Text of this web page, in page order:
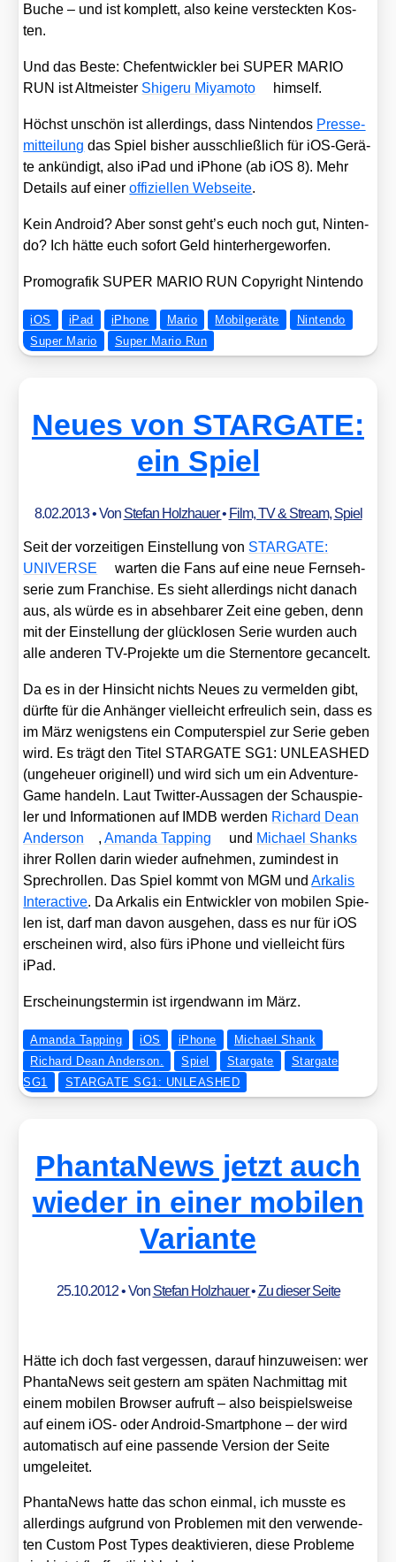
Buche – und ist kom­plett, also kei­ne ver­steck­ten Kos­
ten.
Und das Bes­te: Chef­ent­wick­ler bei SUPER MARIO
RUN ist Alt­meis­ter Shi­ge­ru Miya­mo­to hims­elf.
Höchst unschön ist aller­dings, dass Nin­ten­dos Pres­se­
mit­tei­lung das Spiel bis­her aus­schließ­lich für iOS-Gerä­
te ankün­digt, also iPad und iPho­ne (ab iOS 8). Mehr
Details auf eineroffi­zi­el­len Web­sei­te.
Kein Android? Aber sonst geht’s euch noch gut, Nin­ten­
do? Ich hät­te euch sofort Geld hin­ter­her­ge­wor­fen.
Pro­mo­gra­fik SUPER MARIO RUN Copy­right Nin­ten­do
iOS iPad iPhone Mario Mobilgeräte
Nintendo
Super Mario
Super Mario Run
Neues von STARGATE:
ein Spiel
8.02.2013• Von Stefan Holzhauer• Film, TV & Stream, Spiel
Seit der vor­zei­ti­gen Ein­stel­lung von STARGATE:
UNIVERSE
war­ten die Fans auf eine neue Fern­seh­
se­rie zum Fran­chise. Es sieht aller­dings nicht danach
aus, als wür­de es in abseh­ba­rer Zeit eine geben, denn
mit der Ein­stel­lung der glück­lo­sen Serie wur­den auch
alle ande­ren TV-Pro­jek­te um die Ster­nen­to­re gecan­celt.
Da es in der Hin­sicht nichts Neu­es zu ver­mel­den gibt,
dürf­te für die Anhän­ger viel­leicht erfreu­lich sein, dass es
im März wenigs­tens ein Com­pu­ter­spiel zur Serie geben
wird. Es trägt den Titel STARGATE SG1: UNLEASHED
(unge­heu­er ori­gi­nell) und wird sich um ein Adven­ture-
Game han­deln. Laut Twit­ter-Aus­sa­gen der Schau­spie­
ler und Infor­ma­tio­nen auf IMDB wer­den Richard Dean
Ander­son
,Aman­da Tap­ping und Micha­el Shanks
ihrer Rol­len dar­in wie­der auf­neh­men, zumin­dest in
Sprech­rol­len. Das Spiel kommt von MGM undArka­lis
Inter­ac­ti­ve. Da Arka­lis ein Ent­wick­ler von mobi­len Spie­
len ist, darf man davon aus­ge­hen, dass es nur für iOS
erschei­nen wird, also fürs iPho­ne und viel­leicht fürs
iPad.
Erschei­nungs­ter­min ist irgend­wann im März.
Amanda Tapping iOS iPhone
Michael Shank
Richard Dean Anderson.
Spiel Stargate
Stargate
SG1
STARGATE SG1: UNLEASHED
PhantaNews jetzt auch
wieder in einer mobilen
Variante
25.10.2012• Von Stefan Holzhauer•Zu dieser Seite
Hät­te ich doch fast ver­ges­sen, dar­auf hin­zu­wei­sen: wer
Phan­ta­News seit ges­tern am spä­ten Nach­mit­tag mit
einem mobi­len Brow­ser auf­ruft – also bei­spiels­wei­se
auf einem iOS- oder Android-Smart­phone – der wird
auto­ma­tisch auf eine pas­sen­de Ver­si­on der Sei­te
umge­lei­tet.
Phan­ta­News hat­te das schon ein­mal, ich muss­te es
aller­dings auf­grund von Pro­ble­men mit den ver­wen­de­
ten Cus­tom Post Types deak­ti­vie­ren, die­se Pro­ble­me